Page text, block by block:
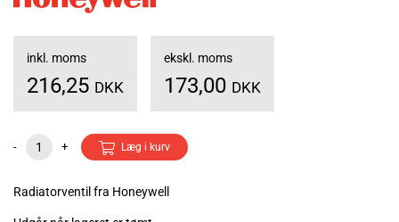
inkl. moms
216,25 DKK
ekskl. moms
173,00 DKK
- + Læg i kurv
Radiatorventil fra Honeywell